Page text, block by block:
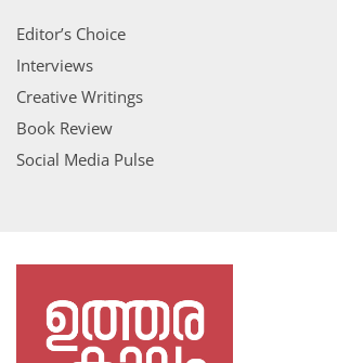
Editor’s Choice
Interviews
Creative Writings
Book Review
Social Media Pulse